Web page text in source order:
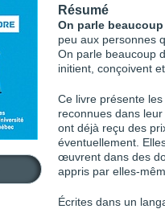
Résumé
On parle
peu aux personnes
On parle beaucoup
initient, conçoivent
Ce livre présente
reconnues dans
ont déjà reçu des
éventuellement.
œuvrent dans des
appris par elles-
Écrites dans un